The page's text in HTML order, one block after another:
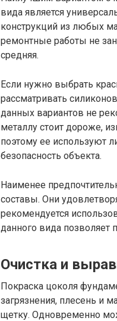
вида является
конструкций из любых
ремонтные работы не
средняя.
Если нужно выбрать
рассматривать
данных вариантов не
металлу стоит дороже,
поэтому ее используют
безопасность объекта.
Наименее
составы. Они
рекомендуется
данного вида позволяет
Очистка и
Покраска цоколя
загрязнения, плесень и
щетку. Одновременно